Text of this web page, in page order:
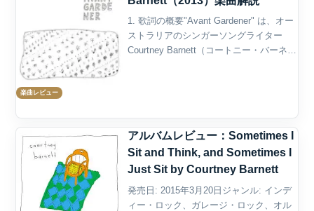
楽曲レビュー
1. 歌詞の概要"Avant Gardener" は、オー
ストラリアのシンガーソングライター
Courtney Barnett（コートニー・バーネッ
アルバムレビュー：Sometimes I
Sit and Think, and Sometimes I
Just Sit by Courtney Barnett
発売日: 2015年3月20日ジャンル: インデ
ィー・ロック、ガレージ・ロック、オル